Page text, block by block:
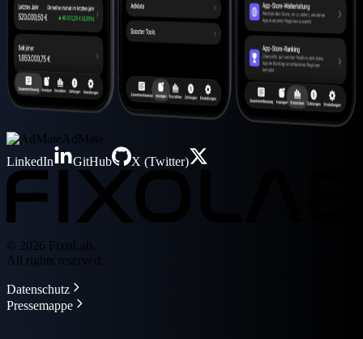
AdMate
LinkedIn
GitHub X (Twitter)
© 2026 FixoLab.
All rights reserved.
Datenschutz
Pressemappe